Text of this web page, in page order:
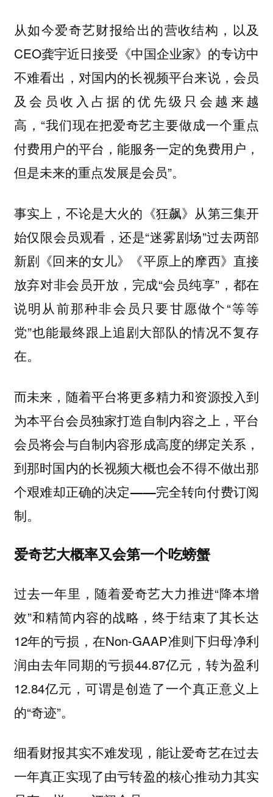
从如今爱奇艺财报给出的营收结构，以及
CEO龚宇近日接受《中国企业家》的专访中
不难看出，对国内的长视频平台来说， 会员
及会员收入占据的优先级只会越来越
高 ，“我们现在把爱奇艺主要做成一个重点
付费用户的平台，能服务一定的免费用户，
但是未来的重点发展是会员”。
事实上，不论是大火的《狂飙》从第三集开
始仅限会员观看，还是“迷雾剧场”过去两部
新剧《回来的女儿》《平原上的摩西》直接
放弃对非会员开放，完成“会员纯享”，都在
说明从前那种非会员只要甘愿做个“等等
党”也能最终跟上追剧大部队的情况不复存
在。
而未来，随着平台将更多精力和资源投入到
为本平台会员独家打造自制内容之上，平台
会员将会与自制内容形成高度的绑定关系，
到那时国内的长视频大概也会不得不做出那
个艰难却正确的决定——完全转向付费订阅
制。
爱奇艺大概率又会第一个吃螃蟹
过去一年里，随着爱奇艺大力推进“降本增
效”和精简内容的战略，终于结束了其长达
12年的亏损，在Non-GAAP准则下归母净利
润由去年同期的亏损44.87亿元，转为盈利
12.84亿元，可谓是创造了一个真正意义上
的“奇迹”。
细看财报其实不难发现，能让爱奇艺在过去
一年真正实现了由亏转盈的核心推动力其实